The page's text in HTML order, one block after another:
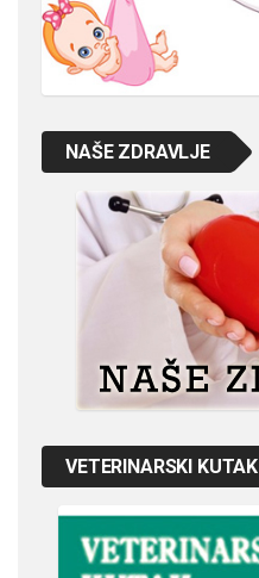
NAŠE ZDRAVLJE
VETERINARSKI KUTAK